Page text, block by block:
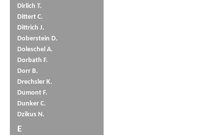
Dirlich T.
Dittert C.
Dittrich J.
Doberstein D.
Doleschel A.
Dorbath F.
Dorr B.
Drechsler K.
Dumont F.
Dunker C.
Dzikus N.
E